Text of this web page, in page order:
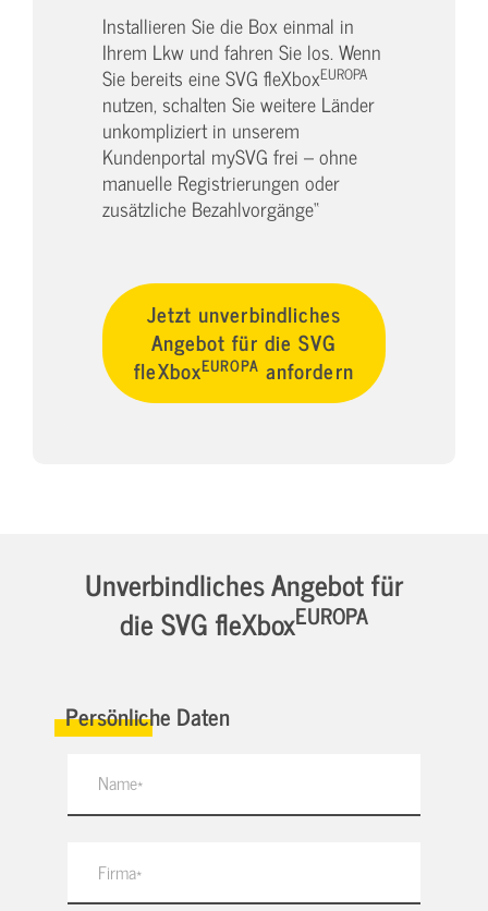
Installieren Sie die Box einmal in
Ihrem Lkw und fahren Sie los. Wenn
Sie bereits eine SVG fleXboxEUROPA
nutzen, schalten Sie weitere Länder
unkompliziert in unserem
Kundenportal mySVG frei – ohne
manuelle Registrierungen oder
zusätzliche Bezahlvorgänge“
Jetzt unverbindliches
Angebot für die SVG
fleXboxEUROPA anfordern
Unverbindliches Angebot für
die SVG fleXboxEUROPA
Persönliche Daten